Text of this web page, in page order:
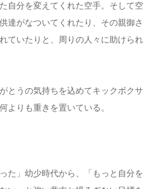
自分を変えてくれた空手。そして空
達がなついてくれたり、その親御さ
ていたりと、周りの人々に助けられ
とうの気持ちを込めてキックボクサ
よりも重きを置いている。
た」幼少時代から、「もっと自分を